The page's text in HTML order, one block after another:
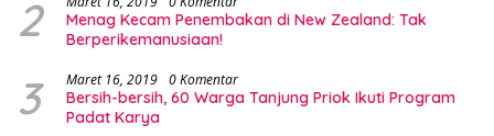
2
Menag Kecam Penembakan di New Zealand: Tak
Berperikemanusiaan!
3 Maret 16, 2019 0 Komentar
Bersih-bersih, 60 Warga Tanjung Priok Ikuti Program
Padat Karya